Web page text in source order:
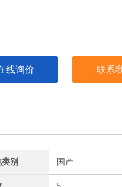
线询价 联系
别 国产